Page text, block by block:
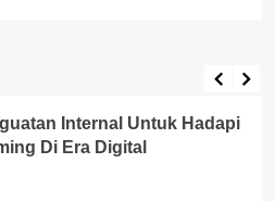
Internal Untuk Hadapi
Di Era Digital